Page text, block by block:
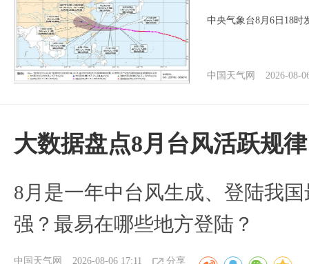
中央气象台8月6日18时
中国天气网 2026-08-
大数据盘点8月台风活跃规律
8月是一年中台风生成、登陆我
强？最易在哪些地方登陆？
中国天气网 2026-08-06 17:11 分享